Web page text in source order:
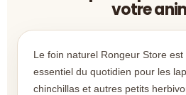
votre
Le foin naturel Rongeur Store
essentiel du quotidien pour les
chinchillas et autres petits